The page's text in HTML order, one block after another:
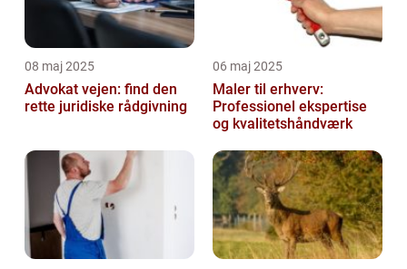
08 maj 2025
Advokat vejen: find den
rette juridiske rådgivning
06 maj 2025
Maler til erhverv:
Professionel ekspertise
og kvalitetshåndværk